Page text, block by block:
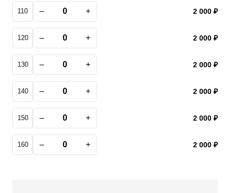
110 – + 2 000 ₽
120 – + 2 000 ₽
130 – + 2 000 ₽
140 – + 2 000 ₽
150 – + 2 000 ₽
160 – + 2 000 ₽